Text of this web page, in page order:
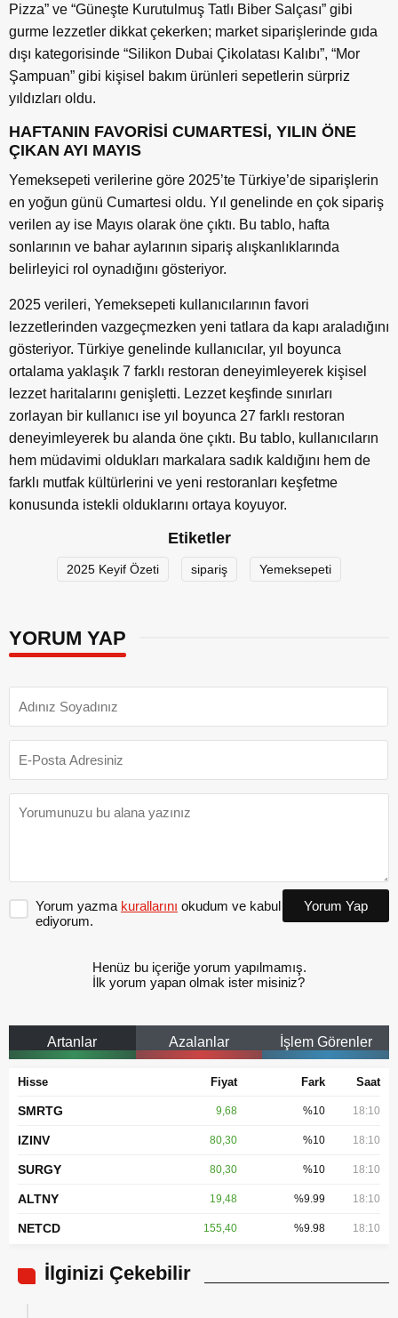
Pizza” ve “Güneşte Kurutulmuş Tatl ı Biber Sal çası” gibi
gurme lezzetler dikkatçekerken; market sipariş lerinde gıda
dışı kategorisinde “Silikon Dubai Çikolatası Kal ıbı”, “Mor
Şampuan” gibi kişisel bakım ürünleri sepetlerin sürpriz
yı ldızları oldu.
HAFTANIN FAVORİSİ CUMARTESİ, YILIN ÖNE
ÇIKAN AYI MAYIS
Yemeksepeti verilerine göre 2025’te Türkiye’de sipariş lerin
en yoğun günü Cumartesi oldu. Yı l genelinde en çok sipariş
verilen ay ise Mayıs olarak öne çıktı. Bu tablo, hafta
sonlarının ve bahar aylarının sipariş al ışkanl ıklarında
belirleyici rol oynadığını gösteriyor.
2025 verileri, Yemeksepeti kullanıcılarının favori
lezzetlerinden vazgeçmezken yeni tatlara da kapı araladığını
gösteriyor. Türkiye genelinde kullanıcılar, yıl boyunca
ortalama yaklaşık 7 farklı restoran deneyimleyerek kişisel
lezzet haritalarını genişletti. Lezzet keşfinde sınırları
zorlayan bir kullanıcı ise yıl boyunca 27 farklı restoran
deneyimleyerek bu alanda öne çıktı. Bu tablo, kullanıcıların
hem müdavimi oldukları markalara sadık kaldığını hem de
farklı mutfak kültürlerini ve yeni restoranları keşfetme
konusunda istekli olduklarını ortaya koyuyor.
Etiketler
2025 Keyif Özeti sipariş Yemeksepeti
YORUM YAP
Yorum yazma kurallarını okudum ve kabul
ediyorum.
Yorum Yap
Henüz bu içeriğe yorum yapılmamış.
İlk yorum yapan olmak ister misiniz?
Artanlar Azalanlar İşlem Görenler
Hisse Fiyat Fark Saat
SMRTG 9,68 %10 18:10
IZINV 80,30 %10 18:10
SURGY 80,30 %10 18:10
ALTNY 19,48 %9.99 18:10
NETCD 155,40 %9.98 18:10
İlginizi Çekebilir